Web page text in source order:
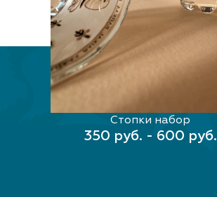
ВЫБЕРИТЕ ПАРАМЕТРЫ
Стопки набор
350 руб. - 600 руб.